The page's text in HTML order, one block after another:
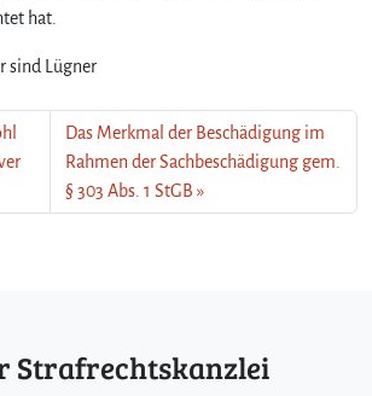
hat.
sind Lügner
Das Merkmal der Beschädigung im
Rahmen der Sachbeschädigung gem.
§ 303 Abs. 1 StGB
Strafrechtskanzlei